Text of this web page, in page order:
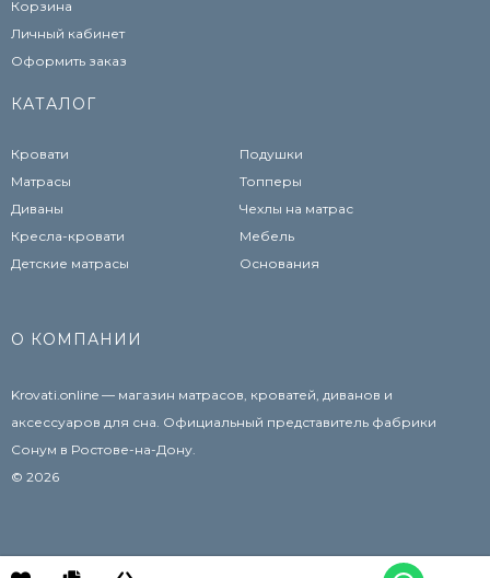
Корзина
Личный кабинет
Оформить заказ
КАТАЛОГ
Кровати
Матрасы
Диваны
Кресла-кровати
Детские матрасы
Подушки
Топперы
Чехлы на матрас
Мебель
Основания
О КОМПАНИИ
Krovati.online — магазин матрасов, кроватей, диванов и
аксессуаров для сна. Официальный представитель фабрики
Сонум в Ростове-на-Дону.
© 2026